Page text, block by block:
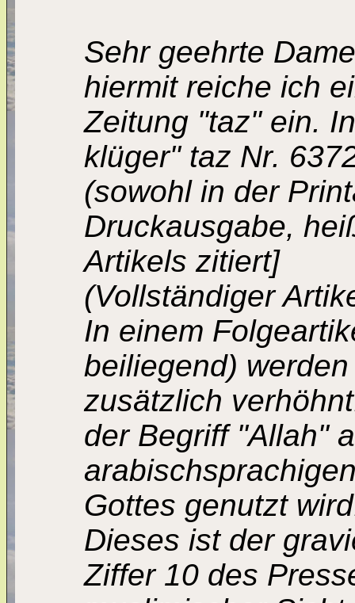
Sehr geehrte
hiermit reiche ich
Zeitung "taz" ein.
klüger" taz Nr.
(sowohl in der
Druckausgabe,
Artikels zitiert]
(Vollständiger
In einem
beiliegend)
zusätzlich
der Begriff "Allah"
Gottes genutzt
Dieses ist der
Ziffer 10 des